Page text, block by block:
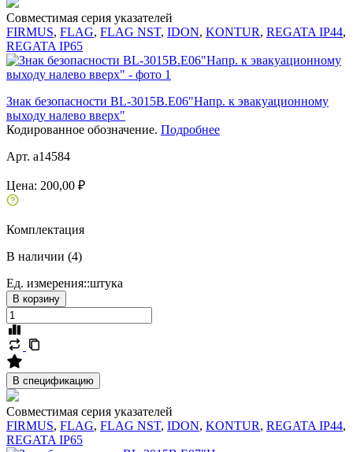
Совместимая серия указателей
FIRMUS, FLAG, FLAG NST, IDON, KONTUR, REGATA IP44,
REGATA IP65
Знак безопасности BL-3015B.E06"Напр. к эвакуационному
выходу налево вверх"
Кодированное обозначение. Подробнее
Арт. a14584
Цена: 200,00 ₽
Комплектация
В наличии (4)
Ед. измерения::штука
В корзину
В спецификацию
Совместимая серия указателей
FIRMUS, FLAG, FLAG NST, IDON, KONTUR, REGATA IP44,
REGATA IP65